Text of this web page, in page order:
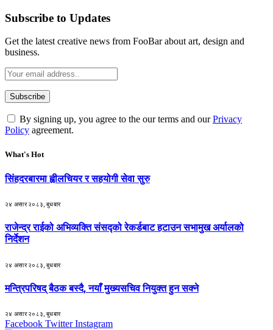
Subscribe to Updates
Get the latest creative news from FooBar about art, design and
business.
By signing up, you agree to the our terms and ourPrivacy
Policy agreement.
What's Hot
सिंहदरबारमा ह्वीलचियर र सहयोगी सेवा सुरु
२४ असार २०८३, बुधबार
राजेन्द्र राईको अभिव्यक्ति संसद्को रेकर्डबाट हटाउन सभामुख अर्यालको
निर्देशन
२४ असार २०८३, बुधबार
मन्त्रिपरिषद् बैठक बस्दै, नयाँ मुख्यसचिव नियुक्त हुन सक्ने
२४ असार २०८३, बुधबार
Facebook Twitter Instagram